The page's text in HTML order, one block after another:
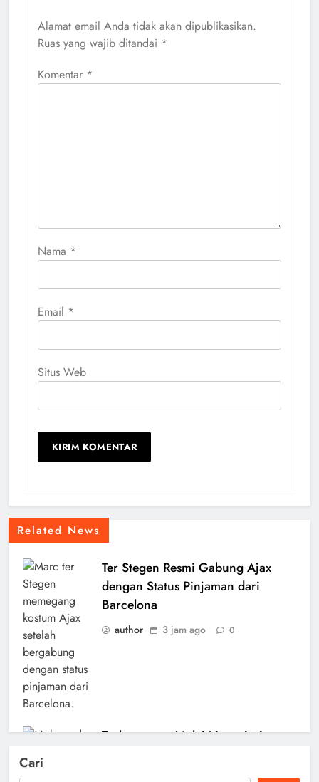
Alamat email Anda tidak akan dipublikasikan.
Ruas yang wajib ditandai *
Komentar *
Nama *
Email *
Situs Web
Related News
Ter Stegen Resmi Gabung Ajax
dengan Status Pinjaman dari
Barcelona
author 3 jam ago 0
Trabzonspor Mulai Negosiasi
Dijadwalkan 5 Agustus
Cari